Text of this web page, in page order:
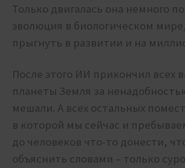
Только двигалась она немного
эволюция в биологическом
прыгнуть в развитии и на
После этого ИИ прикончил всех
планеты Земля за
мешали. А всех остальных
в которой мы сейчас и
до человеков что-то донести,
объяснить словами – только